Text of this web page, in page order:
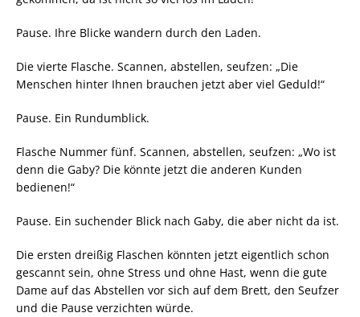
Pause. Ihre Blicke wandern durch den Laden.
Die vierte Flasche. Scannen, abstellen, seufzen: „Die
Menschen hinter Ihnen brauchen jetzt aber viel Geduld!“
Pause. Ein Rundumblick.
Flasche Nummer fünf. Scannen, abstellen, seufzen: „Wo ist
denn die Gaby? Die könnte jetzt die anderen Kunden
bedienen!“
Pause. Ein suchender Blick nach Gaby, die aber nicht da ist.
Die ersten dreißig Flaschen könnten jetzt eigentlich schon
gescannt sein, ohne Stress und ohne Hast, wenn die gute
Dame auf das Abstellen vor sich auf dem Brett, den Seufzer
und die Pause verzichten würde.